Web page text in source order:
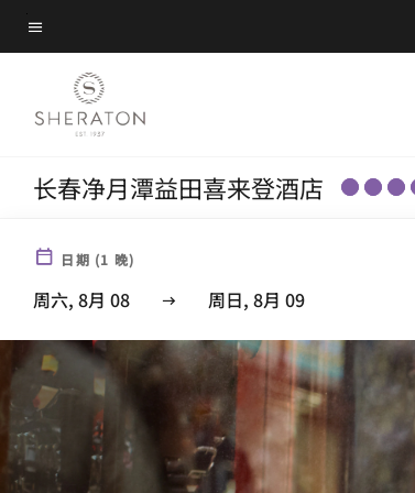
Skip
to
content
菜单文本
长春净月潭益田喜来登酒店
日期 (1 晚)
周六, 8月 08 周日, 8月 09